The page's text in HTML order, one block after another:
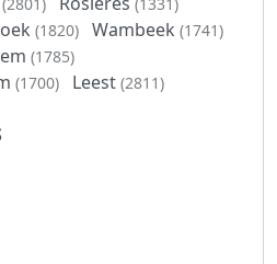
(1820) Wambeek (1741)
(1785)
(1700) Leest (2811)